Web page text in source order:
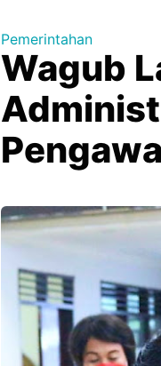
Pemerintahan
Wagub